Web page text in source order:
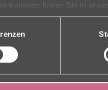
finden Sie in